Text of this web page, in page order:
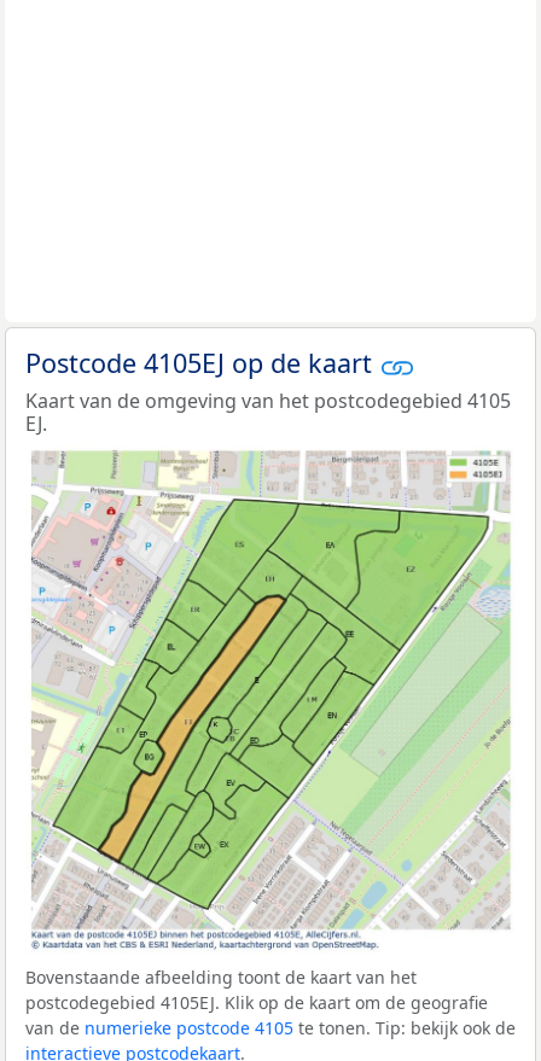
Postcode 4105EJ op de kaart
Kaart van de omgeving van het postcodegebied 4105
EJ.
Bovenstaande afbeelding toont de kaart van het
postcodegebied 4105EJ. Klik op de kaart om de geografie
van de numerieke postcode 4105 te tonen. Tip: bekijk ook de
interactieve postcodekaart.